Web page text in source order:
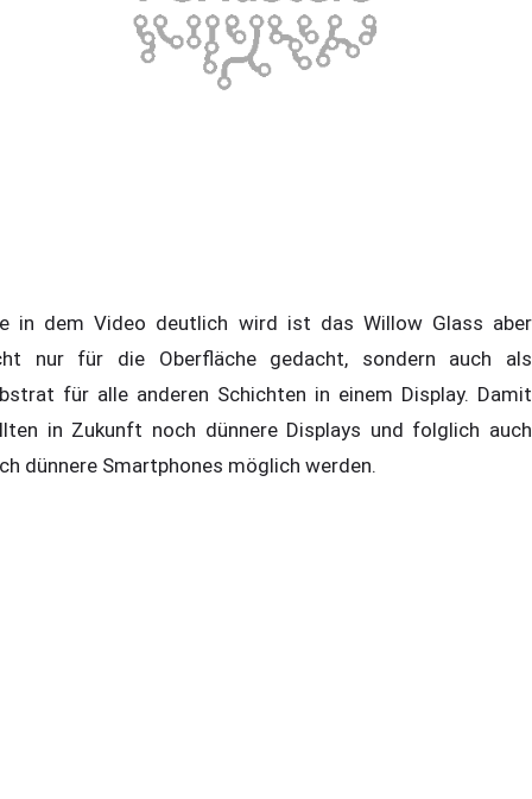
in dem Video deutlich wird ist das Willow Glass aber
nur für die Oberfläche gedacht, sondern auch als
für alle anderen Schichten in einem Display. Damit
in Zukunft noch dünnere Displays und folglich auch
dünnere Smartphones möglich werden.